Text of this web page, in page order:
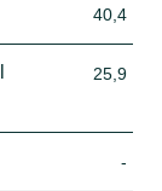
40,4
25,9
-